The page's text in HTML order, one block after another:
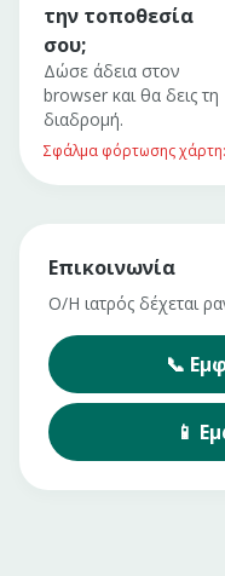
την τοποθεσία
σου;
Δώσε άδεια στον
browser και θα δεις τη
διαδρομή.
Σφάλμα φόρτωσης
Επικοινωνία
Ο/Η ιατρός δέχεται
📞
📱